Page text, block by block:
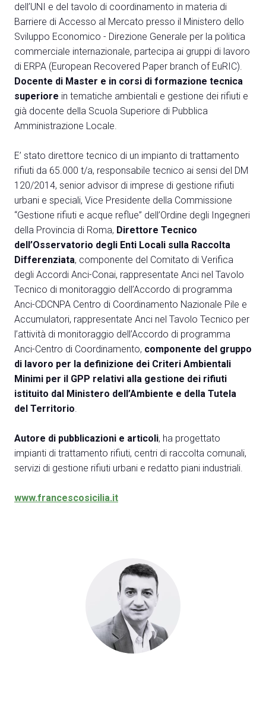
SCOPRI COME ARRIVARE
arrow_circle_right
Accedi alla sezione Come arrivare
AREA RISERVATA VISITATORI
person
EVENTI & CORSI
event
A cura di:
dell’UNI e del tavolo di coordinamento in materia di
Barriere di Accesso al Mercato presso il Ministero dello
Sviluppo Economico - Direzione Generale per la politica
commerciale internazionale, partecipa ai gruppi di lavoro
di ERPA (European Recovered Paper branch of EuRIC).
Docente di Master e in corsi di formazione tecnica
superiore in tematiche ambientali e gestione dei rifiuti e
già docente della Scuola Superiore di Pubblica
Amministrazione Locale.
E’ stato direttore tecnico di un impianto di trattamento
rifiuti da 65.000 t/a, responsabile tecnico ai sensi del DM
120/2014, senior advisor di imprese di gestione rifiuti
urbani e speciali, Vice Presidente della Commissione
“Gestione rifiuti e acque reflue” dell’Ordine degli Ingegneri
della Provincia di Roma, Direttore Tecnico
dell’Osservatorio degli Enti Locali sulla Raccolta
Differenziata, componente del Comitato di Verifica
degli Accordi Anci-Conai, rappresentate Anci nel Tavolo
Tecnico di monitoraggio dell’Accordo di programma
Anci-CDCNPA Centro di Coordinamento Nazionale Pile e
Accumulatori, rappresentate Anci nel Tavolo Tecnico per
l’attività di monitoraggio dell’Accordo di programma
Anci-Centro di Coordinamento, componente del gruppo
di lavoro per la definizione dei Criteri Ambientali
Minimi per il GPP relativi alla gestione dei rifiuti
istituito dal Ministero dell’Ambiente e della Tutela
del Territorio.
Autore di pubblicazioni e articoli, ha progettato
impianti di trattamento rifiuti, centri di raccolta comunali,
servizi di gestione rifiuti urbani e redatto piani industriali.
www.francescosicilia.it